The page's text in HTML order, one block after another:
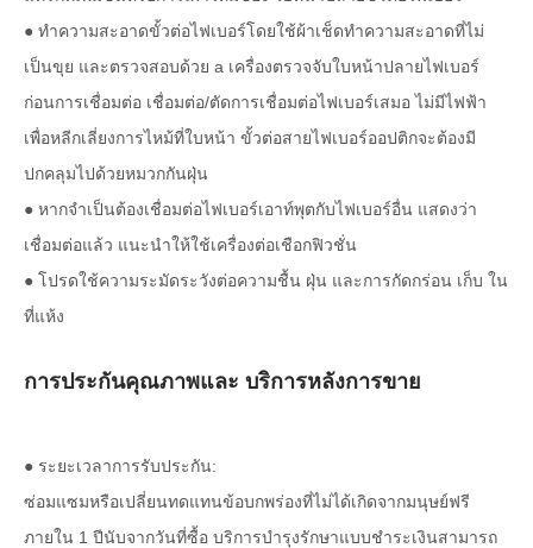
● ทำความสะอาดขั้วต่อไฟเบอร์โดยใช้ผ้าเช็ดทำความสะอาดที่ไม่
เป็นขุย และตรวจสอบด้วย a เครื่องตรวจจับใบหน้าปลายไฟเบอร์
ก่อนการเชื่อมต่อ เชื่อมต่อ/ตัดการเชื่อมต่อไฟเบอร์เสมอ ไม่มีไฟฟ้า
เพื่อหลีกเลี่ยงการไหม้ที่ใบหน้า ขั้วต่อสายไฟเบอร์ออปติกจะต้องมี
ปกคลุมไปด้วยหมวกกันฝุ่น
● หากจำเป็นต้องเชื่อมต่อไฟเบอร์เอาท์พุตกับไฟเบอร์อื่น แสดงว่า
เชื่อมต่อแล้ว แนะนำให้ใช้เครื่องต่อเชือกฟิวชั่น
● โปรดใช้ความระมัดระวังต่อความชื้น ฝุ่น และการกัดกร่อน เก็บ ใน
ที่แห้ง
การประกันคุณภาพและ บริการหลังการขาย
● ระยะเวลาการรับประกัน:
ซ่อมแซมหรือเปลี่ยนทดแทนข้อบกพร่องที่ไม่ได้เกิดจากมนุษย์ฟรี
ภายใน 1 ปีนับจากวันที่ซื้อ บริการบำรุงรักษาแบบชำระเงินสามารถ